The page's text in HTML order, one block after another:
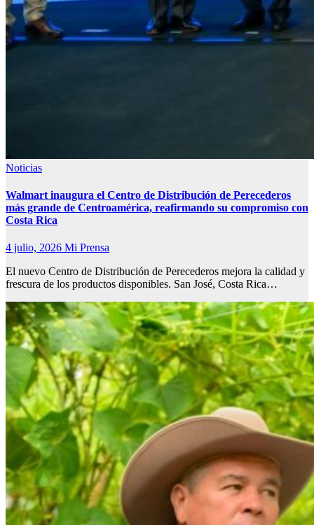
Noticias
Walmart inaugura el Centro de Distribución de Perecederos
más grande de Centroamérica, reafirmando su compromiso con
Costa Rica
4 julio, 2026 Mi Prensa
El nuevo Centro de Distribución de Perecederos mejora la calidad y
frescura de los productos disponibles. San José, Costa Rica…